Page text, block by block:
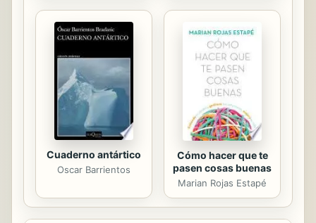
Cuaderno antártico
Oscar Barrientos
Cómo hacer que te
pasen cosas buenas
Marian Rojas Estapé